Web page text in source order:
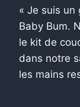
« Je suis un
Baby Bum.
le kit de
dans notre
les mains